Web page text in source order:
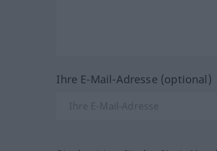
Ihre E-Mail-Adresse (optional)